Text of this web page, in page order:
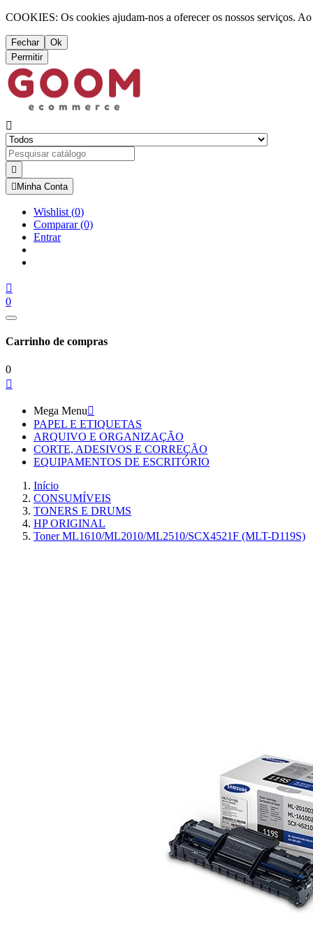
COOKIES: Os cookies ajudam-nos a oferecer os nossos serviços.
Fechar
Ok
Permitir


 Minha Conta
Wishlist (0)
Comparar(0)
Entrar

0
Carrinho de compras
0

Mega Menu
PAPEL E ETIQUETAS
ARQUIVO E ORGANIZAÇÃO
CORTE, ADESIVOS E CORREÇÃO
EQUIPAMENTOS DE ESCRITÓRIO
Início
CONSUMÍVEIS
TONERS E DRUMS
HP ORIGINAL
Toner ML1610/ML2010/ML2510/SCX4521F (MLT-D119S)